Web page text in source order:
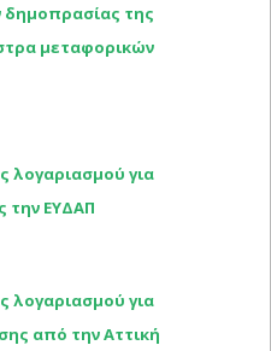
δημοπρασίας της
μεταφορικών
λογαριασμού για
την ΕΥΔΑΠ
λογαριασμού για
από την Αττική